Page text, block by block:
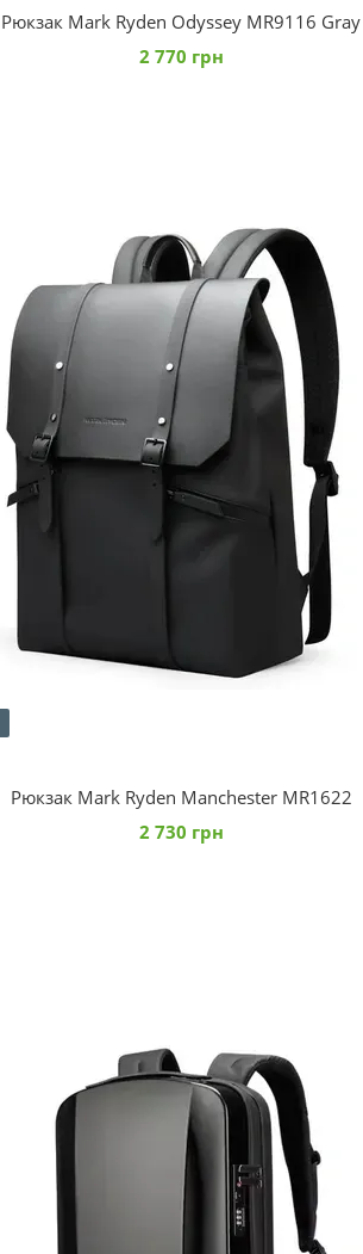
Рюкзак Mark Ryden Odyssey MR9116 Gray
2 770 грн
Рюкзак Mark Ryden Manchester MR1622
2 730 грн